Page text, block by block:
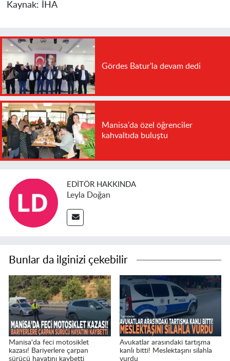
Kaynak: İHA
Gördes Batur'la devam dedi
Manisa'da özel öğrenciler
kahvaltıda buluştu
EDITÖR HAKKINDA
Leyla Doğan
Bunlar da ilginizi çekebilir
Manisa'da feci motosiklet
kazası! Bariyerlere çarpan
sürücü hayatını kaybetti
Avukatlar arasındaki tartışma
kanlı bitti! Meslektaşını silahla
vurdu